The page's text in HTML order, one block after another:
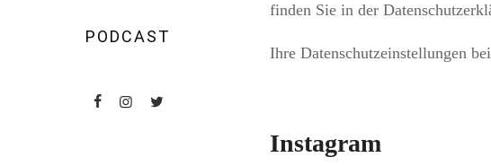
PODCAST
finden Sie in der
Ihre Datenschutzeinstellungen
Instagram